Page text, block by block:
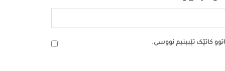
کاتێک تێبینیم نووسی.